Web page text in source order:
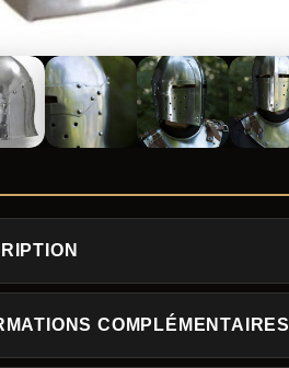
COMPLÉMENTAIRES